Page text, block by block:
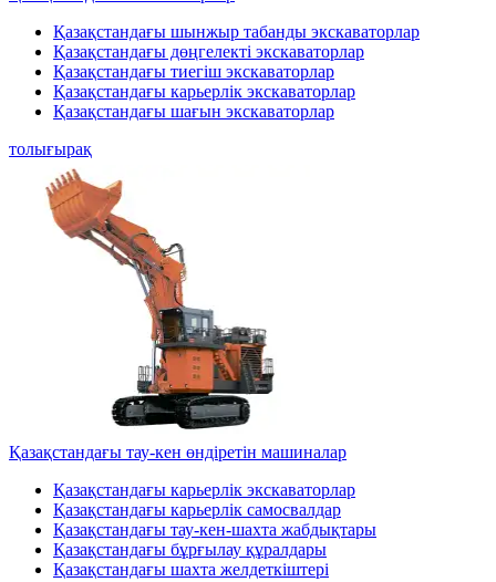
Қазақстандағы шынжыр табанды экскаваторлар
Қазақстандағы дөңгелекті экскаваторлар
Қазақстандағы тиегіш экскаваторлар
Қазақстандағы карьерлік экскаваторлар
Қазақстандағы шағын экскаваторлар
толығырақ
Қазақстандағы тау-кен өндіретін машиналар
Қазақстандағы карьерлік экскаваторлар
Қазақстандағы карьерлік самосвалдар
Қазақстандағы тау-кен-шахта жабдықтары
Қазақстандағы бұрғылау құралдары
Қазақстандағы шахта желдеткіштері